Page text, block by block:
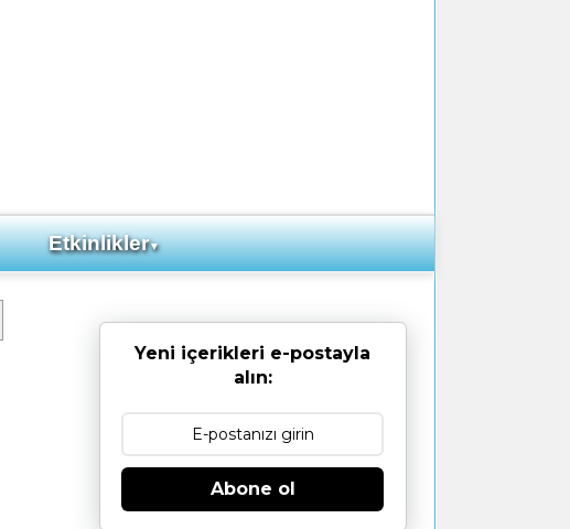
Etkinlikler▼
Yeni içerikleri e-postayla
alın:
Abone ol